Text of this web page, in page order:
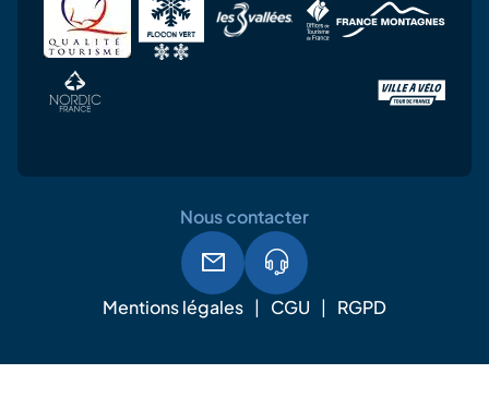
Mentions légales CGU RGPD
Nous contacter